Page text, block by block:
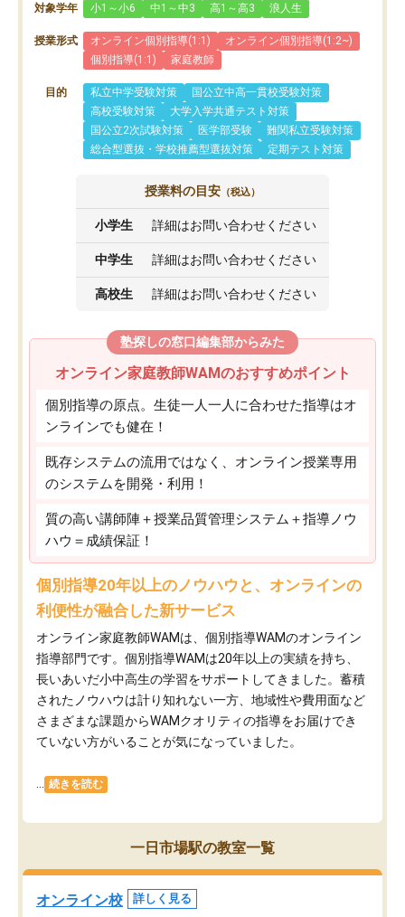
対象学年 小1～小6 中1～中3 高1～高3 浪人生
授業形式 オンライン個別指導(1:1)
オンライン個別指導(1:2~)
個別指導(1:1)
家庭教師
目的 私立中学受験対策
国公立中高一貫校受験対策
高校受験対策
大学入学共通テスト対策
国公立2次試験対策
医学部受験
難関私立受験対策
総合型選抜・学校推薦型選抜対策
定期テスト対策
授業料の目安 （税込）
小学生 詳細はお問い合わせください
中学生 詳細はお問い合わせください
高校生 詳細はお問い合わせください
塾探しの窓口編集部からみた
オンライン家庭教師WAMのおすすめポイント
個別指導の原点。生徒一人一人に合わせた指導はオ
ンラインでも健在！
既存システムの流用ではなく、オンライン授業専用
のシステムを開発・利用！
質の高い講師陣＋授業品質管理システム＋指導ノウ
ハウ＝成績保証！
個別指導20年以上のノウハウと、オンラインの
利便性が融合した新サービス
オンライン家庭教師WAMは、個別指導WAMのオンライン
指導部門です。個別指導WAMは20年以上の実績を持ち、
長いあいだ小中高生の学習をサポートしてきました。蓄積
されたノウハウは計り知れない一方、地域性や費用面など
さまざまな課題からWAMクオリティの指導をお届けでき
ていない方がいることが気になっていました。
続きを読む
一日市場駅の教室一覧
オンライン校 詳しく見る